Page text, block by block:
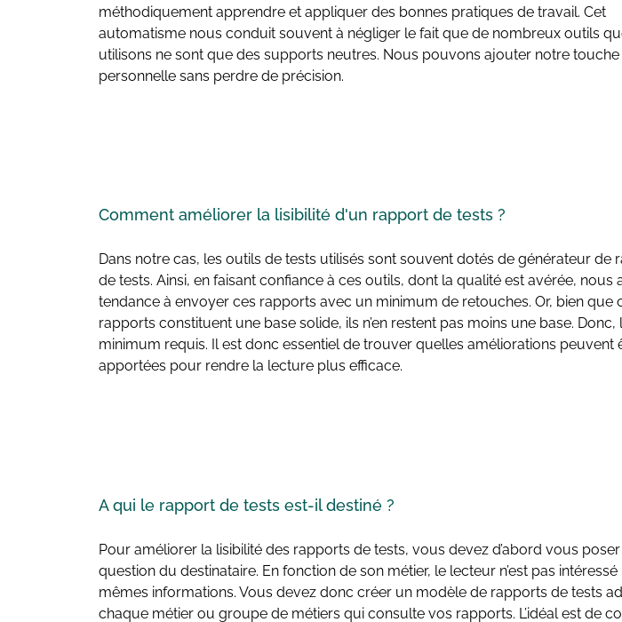
méthodiquement apprendre et appliquer des bonnes pratiques de travail. Cet
automatisme nous conduit souvent à négliger le fait que de nombreux outils
utilisons ne sont que des supports neutres. Nous pouvons ajouter notre touche
personnelle sans perdre de précision.
Comment améliorer la lisibilité d'un rapport de tests ?
Dans notre cas, les outils de tests utilisés sont souvent dotés de générateur de
de tests. Ainsi, en faisant confiance à ces outils, dont la qualité est avérée, nous
tendance à envoyer ces rapports avec un minimum de retouches. Or, bien que
rapports constituent une base solide, ils n’en restent pas moins une base. Donc,
minimum requis. Il est donc essentiel de trouver quelles améliorations peuvent
apportées pour rendre la lecture plus efficace.
A qui le rapport de tests est-il destiné ?
Pour améliorer la lisibilité des rapports de tests, vous devez d’abord vous poser
question du destinataire. En fonction de son métier, le lecteur n’est pas intéressé
mêmes informations. Vous devez donc créer un modèle de rapports de tests
chaque métier ou groupe de métiers qui consulte vos rapports. L’idéal est de